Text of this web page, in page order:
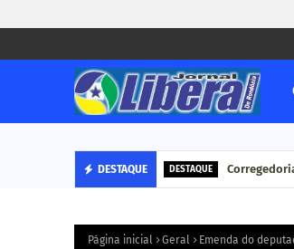
DESTAQUE DESTAQUE
Página inicial Geral Emenda do